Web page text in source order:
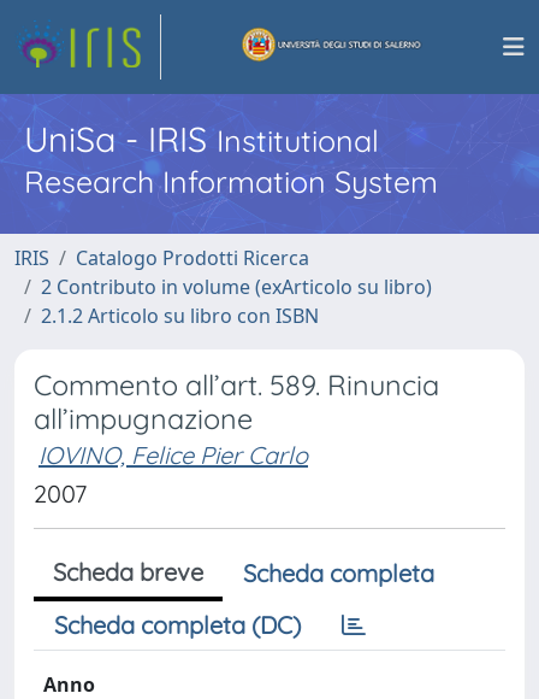
UniSa - IRISInstitutional
Research Information System
IRIS
Catalogo Prodotti Ricerca
2 Contributo in volume (exArticolo su libro)
2.1.2 Articolo su libro con ISBN
Commento all’art. 589. Rinuncia
all’impugnazione
IOVINO, Felice Pier Carlo
2007
Scheda breve
Scheda completa
Scheda completa (DC)
Anno